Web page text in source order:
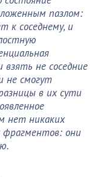
пазлом:
к соседнему, и
не соседние
не смогут
в их сути
нет никаких
фрагментов: они